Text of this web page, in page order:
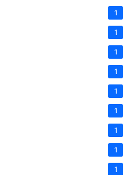
1
1
1
1
1
1
1
1
1